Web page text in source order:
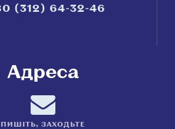
(312) 64-32-46
Адреса
ПИШІТЬ, ЗАХОДЬТЕ